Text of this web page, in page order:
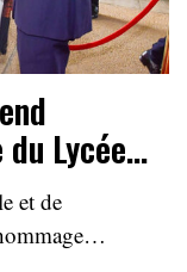
Lycée…
et de